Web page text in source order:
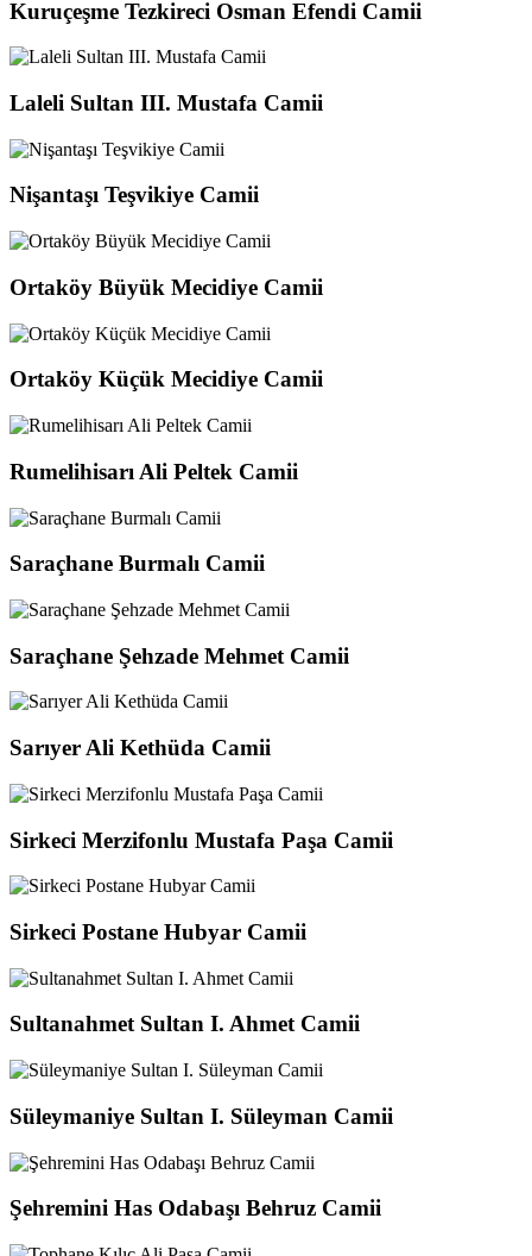
Kuruçeşme Tezkireci Osman Efendi Camii
Laleli Sultan III. Mustafa Camii
Nişantaşı Teşvikiye Camii
Ortaköy Büyük Mecidiye Camii
Ortaköy Küçük Mecidiye Camii
Rumelihisarı Ali Peltek Camii
Saraçhane Burmalı Camii
Saraçhane Şehzade Mehmet Camii
Sarıyer Ali Kethüda Camii
Sirkeci Merzifonlu Mustafa Paşa Camii
Sirkeci Postane Hubyar Camii
Sultanahmet Sultan I. Ahmet Camii
Süleymaniye Sultan I. Süleyman Camii
Şehremini Has Odabaşı Behruz Camii